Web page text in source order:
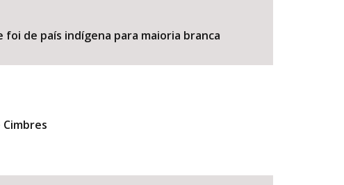
de país indígena para maioria branca